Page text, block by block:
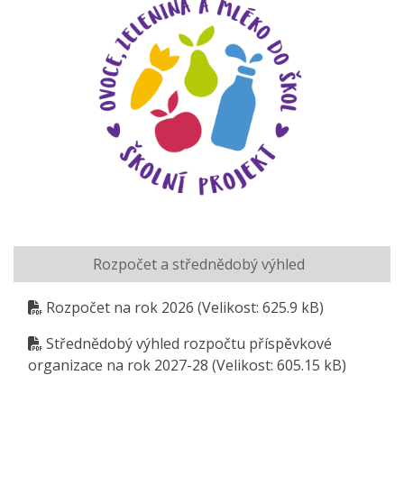
Rozpočet a střednědobý výhled
Rozpočet na rok 2026 (Velikost: 625.9 kB)
Střednědobý výhled rozpočtu příspěvkové
organizace na rok 2027-28 (Velikost: 605.15 kB)